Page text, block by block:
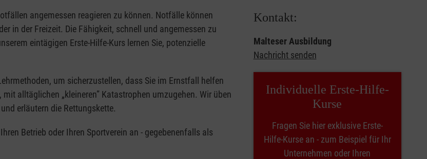
angemessen reagieren zu können. Notfälle können
in der Freizeit. Die Fähigkeit, schnell und angemessen zu
eintägigen Erste-Hilfe-Kurs lernen Sie, potenzielle
um sicherzustellen, dass Sie im Ernstfall helfen
alltäglichen „kleineren” Katastrophen umzugehen. Wir üben
erläutern die Rettungskette.
Betrieb oder Ihren Sportverein an - gegebenenfalls als
Kontakt:
Malteser Ausbildung
Nachricht senden
Individuelle Erste-Hilfe-
Kurse
Fragen Sie hier exklusive Erste-
Hilfe-Kurse an - zum Beispiel für Ihr
Unternehmen oder Ihren